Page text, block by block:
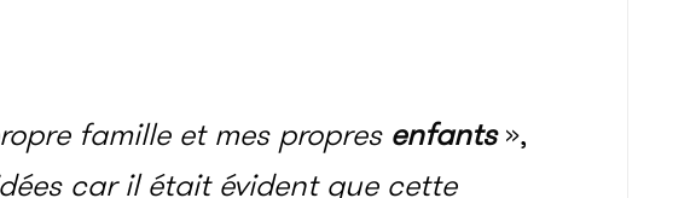
famille et mes propres enfants»,
car il était évident que cette